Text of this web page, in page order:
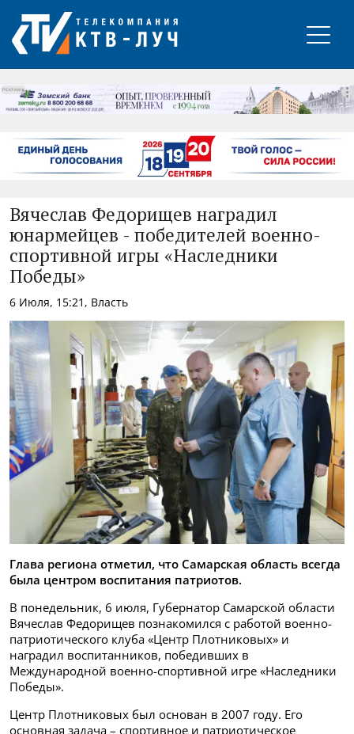
РЕКЛАМА
Вячеслав Федорищев наградил
юнармейцев - победителей военно-
спортивной игры «Наследники
Победы»
6 Июля, 15:21, Власть
Глава региона отметил, что Самарская область всегда
была центром воспитания патриотов.
В понедельник, 6 июля, Губернатор Самарской области
Вячеслав Федорищев познакомился с работой военно-
патриотического клуба «Центр Плотниковых» и
наградил воспитанников, победивших в
Международной военно-спортивной игре «Наследники
Победы».
Центр Плотниковых был основан в 2007 году. Его
основная задача – спортивное и патриотическое